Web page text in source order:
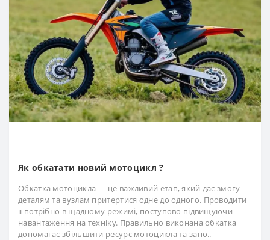
Як обкатати новий мотоцикл ?
Обкатка мотоцикла — це важливий етап, який дає змогу
деталям та вузлам притертися одне до одного. Проводити
її потрібно в щадному режимі, поступово підвищуючи
навантаження на техніку. Правильно виконана обкатка
допомагає збільшити ресурс мотоцикла та запо..